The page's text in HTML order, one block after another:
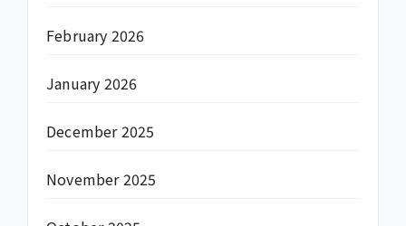
February 2026
January 2026
December 2025
November 2025